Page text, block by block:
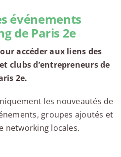
événements
de Paris 2e
accéder aux liens des
clubs d’entrepreneurs de
2e.
les nouveautés de
groupes ajoutés et
networking locales.